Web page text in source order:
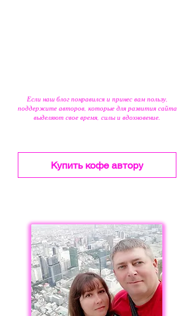
Если наш блог понравился и принес вам пользу,
поддержите авторов, которые для развития сайта
выделяют свое время, силы и вдохновение.
Купить кофе автору